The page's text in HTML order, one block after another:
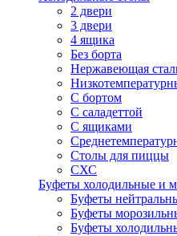
2 двери
3 двери
4 ящика
Без борта
Нержавеющая
С бортом
С саладеттой
С ящиками
Столы для пиццы
СХС
Буфеты холодильные и
Буфеты
Буфеты
Буфеты